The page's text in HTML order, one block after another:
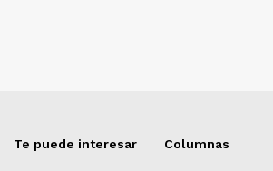
Te puede interesar Columnas